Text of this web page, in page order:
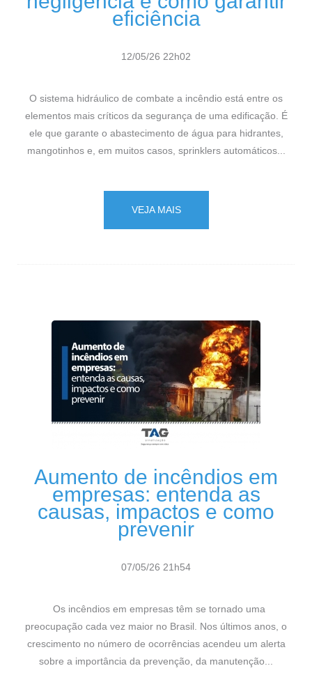
eficiência
12/05/26 22h02
O sistema hidráulico de combate a incêndio está entre os
elementos mais críticos da segurança de uma edificação. É
ele que garante o abastecimento de água para hidrantes,
mangotinhos e, em muitos casos, sprinklers automáticos...
VEJA MAIS
Aumento de incêndios em
empresas: entenda as
causas, impactos e como
prevenir
07/05/26 21h54
Os incêndios em empresas têm se tornado uma
preocupação cada vez maior no Brasil. Nos últimos anos, o
crescimento no número de ocorrências acendeu um alerta
sobre a importância da prevenção, da manutenção...